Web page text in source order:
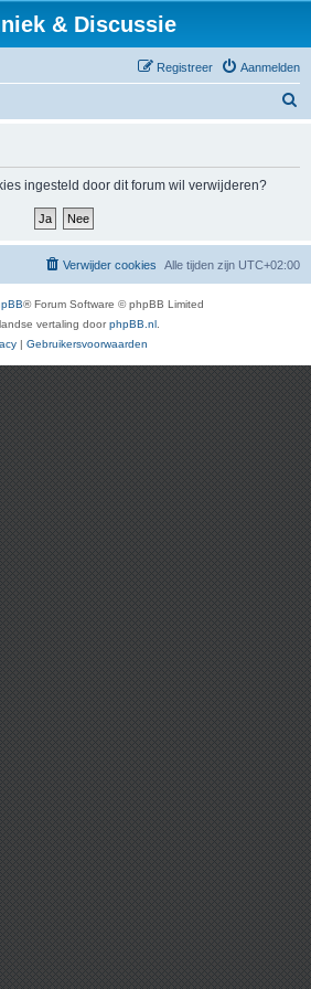
& Discussie
Aanmelden
Registreer
ingesteld door dit forum wil verwijderen?
Alle tijden zijn UTC+02:00
Verwijder cookies
® Forum Software © phpBB Limited
vertaling doorphpBB.nl
| Gebruikersvoorwaarden